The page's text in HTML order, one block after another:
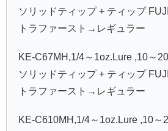
ソリッドティップ + ティップ
トラファースト→レギュラー
KE-C67MH,1/4～1oz.Lure ,10～
ソリッドティップ + ティップ
トラファースト→レギュラー
KE-C610MH,1/4～1oz.Lure ,10～